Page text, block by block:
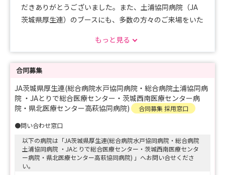
だきありがとうございました。また、土浦協同病院（JA
茨城県厚生連）のブースにも、多数の方々のご来場をいた
にも、ご参加いただければ幸いです。
〇各病院において、就職説明会・見学会・インターンシッ
★Ｉｎｓｔａｇｒａｍ 公開中！
https://www.instagram.com/jaibarakikenkouseirennu
もっと見る
合同募集
JA茨城県厚生連(総合病院水戸協同病院・総合病院土浦協同病
院 ・JAとりで総合医療センター・茨城西南医療センター病
院・県北医療センター高萩協同病院)
合同募集 採用窓口
●問い合わせ窓口
以下の病院は「JA茨城県厚生連(総合病院水戸協同病院・総合病院
土浦協同病院 ・JAとりで総合医療センター・茨城西南医療センタ
ー病院・県北医療センター高萩協同病院) 」へお問い合せくださ
い。